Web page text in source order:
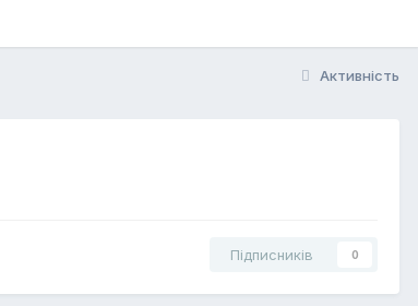
Активність
Підписників 0